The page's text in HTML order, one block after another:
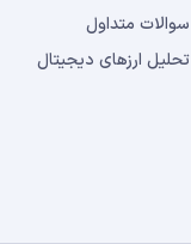
سوالات متداول
تحلیل ارزهای دیجیتال